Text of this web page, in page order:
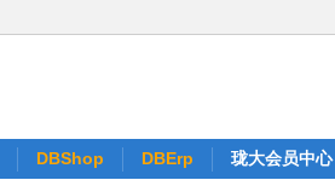
DBShop DBErp 珑大会员中心